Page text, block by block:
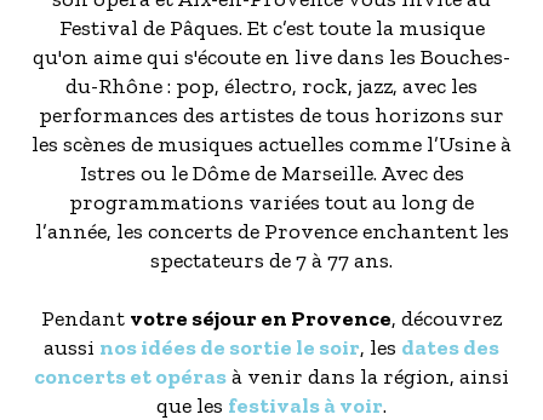
Festival de Pâques. Et c’est toute la musique
qu'on aime qui s'écoute en live dans les Bouches-
du-Rhône : pop, électro, rock, jazz, avec les
performances des artistes de tous horizons sur
les scènes de musiques actuelles comme l’Usine à
Istres ou le Dôme de Marseille. Avec des
programmations variées tout au long de
l’année, les concerts de Provence enchantent les
spectateurs de 7 à 77 ans.
Pendant votre séjour en Provence, découvrez
aussi nos idées de sortie le soir, les dates des
concerts et opérasà venir dans la région, ainsi
que les festivals à voir.